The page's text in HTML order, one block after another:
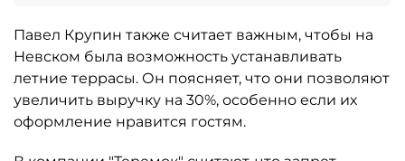
Павел Крупин также считает важным, чтобы на
Невском была возможность устанавливать
летние террасы. Он поясняет, что они позволяют
увеличить выручку на 30%, особенно если их
оформление нравится гостям.